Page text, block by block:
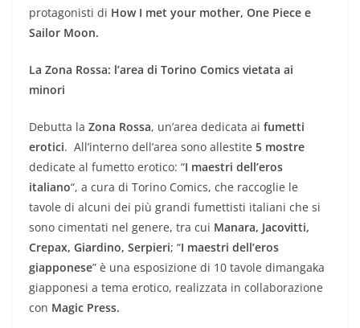
protagonisti di How I met your mother, One Piece e
Sailor Moon.
La Zona Rossa: l’area di Torino Comics vietata ai
minori
Debutta la Zona Rossa, un’area dedicata ai fumetti
erotici. All’interno dell’area sono allestite 5 mostre
dedicate al fumetto erotico: “I maestri dell’eros
italiano“, a cura di Torino Comics, che raccoglie le
tavole di alcuni dei più grandi fumettisti italiani che si
sono cimentati nel genere, tra cui Manara, Jacovitti,
Crepax, Giardino, Serpieri; “I maestri dell’eros
giapponese” è una esposizione di 10 tavole dimangaka
giapponesi a tema erotico, realizzata in collaborazione
con Magic Press.